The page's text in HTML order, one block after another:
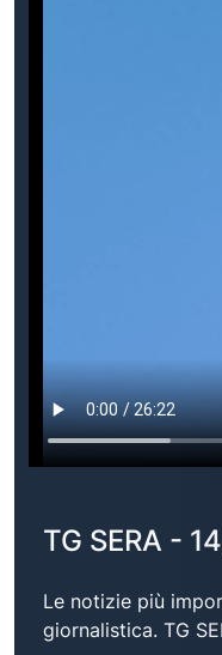
TG SERA -
Le notizie più
giornalistica. TG